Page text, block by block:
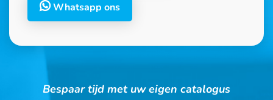
Whatsapp ons
Bespaar tijd met uw eigen catalogus